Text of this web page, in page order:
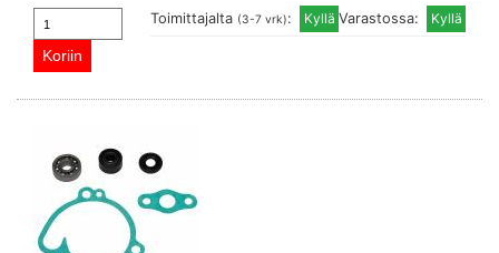
Varastossa:
Toimittajalta (3-7 vrk):